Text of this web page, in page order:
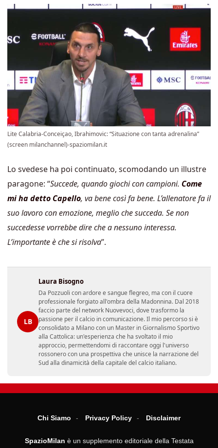
Lite Calabria-Conceiçao, Ibrahimovic: “Situazione con tanta adrenalina”
(screen milanchannel)-spaziomilan.it
Lo svedese ha poi continuato, scomodando un illustre
paragone: “Succede, quando giochi con campioni. Come
mi ha detto Capello, va bene così fa bene. L’allenatore fa il
suo lavoro con emozione, meglio che succeda. Se non
succedesse vorrebbe dire che a nessuno interessa.
L’importante è che si risolva”.
LB
Laura Bisogno
Da Pozzuoli con ardore e sangue flegreo, ma con il cuore
professionale forgiato all'ombra della Madonnina. Dal 2018
faccio parte del network Nuovevoci, dove trasformo la
passione per il calcio in comunicazione. Il mio percorso si è
consolidato a Milano con un Master in Giornalismo Sportivo
alla Cattolica: un'esperienza che ha svoltato il mio
approccio, permettendomi di raccontare oggi l'universo
rossonero con una prospettiva che unisce la narrazione del
Sud alla dinamicità della capitale del calcio italiano.
Chi Siamo Privacy Policy Disclaimer
SpazioMilan è un supplemento editoriale della Testata